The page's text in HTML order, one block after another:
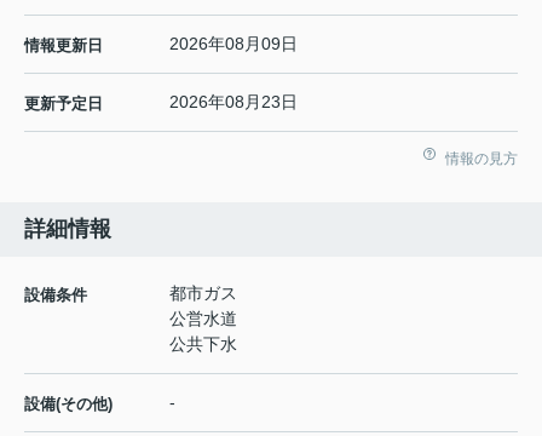
情報更新日 2026年08月09日
更新予定日 2026年08月23日
情報の見方
詳細情報
設備条件
都市ガス
公営水道
公共下水
設備(その他) -